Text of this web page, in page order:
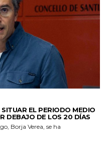
EL PERIODO MEDIO
DEBAJO DE LOS 20 DÍAS
Borja Verea, se ha